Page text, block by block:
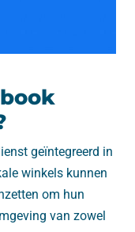
geïntegreerd in
winkels kunnen
om hun
van zowel